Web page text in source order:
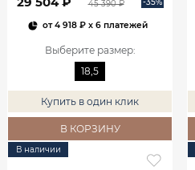
45 390 ₽
от4 918 ₽x 6 платежей
Выберите размер:
18,5
Купить в один клик
В КОРЗИНУ
В наличии